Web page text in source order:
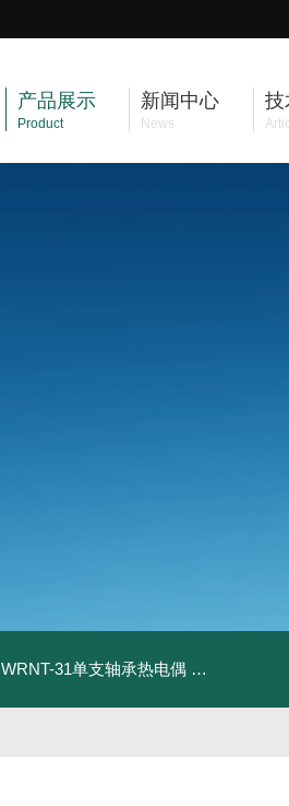
产品展示
Product
新闻中心
News
技
WRNT-31单支轴承热电偶 WZP-731套